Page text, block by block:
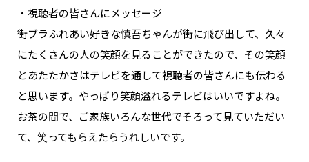
・視聴者の皆さんにメッセージ
街ブラふれあい好きな慎吾ちゃんが街に飛び出して、久々
にたくさんの人の笑顔を見ることができたので、その笑顔
とあたたかさはテレビを通して視聴者の皆さんにも伝わる
と思います。やっぱり笑顔溢れるテレビはいいですよね。
お茶の間で、ご家族いろんな世代でそろって見ていただい
て、笑ってもらえたらうれしいです。